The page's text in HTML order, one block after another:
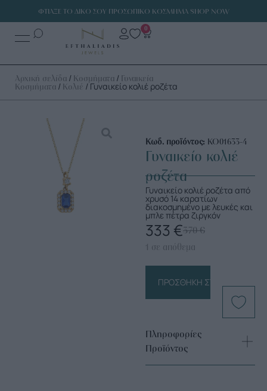
ΦΤΙΑΞΕ ΤΟ ΔΙΚΟ ΣΟΥ ΠΡΟΣΩΠΙΚΟ ΚΟΣΜΗΜΑ SHOP NOW
0
Αρχική σελίδα / Κοσμήματα / Γυναικεία
Κοσμήματα / Κολιέ / Γυναικείο κολιέ ροζέτα
Κωδ. προϊόντος: ΚΟ01633-4
Γυναικείο κολιέ
ροζέτα
Γυναικείο κολιέ ροζέτα από
χρυσό 14 καρατίων
διακοσμημένο με λευκές και
μπλε πέτρα ζιργκόν
370€
333 €
1 σε απόθεμα
ΠΡΟΣΘΉΚΗ ΣΤΟ ΚΑΛΆΘΙ
Πληροφορίες
Προϊόντος